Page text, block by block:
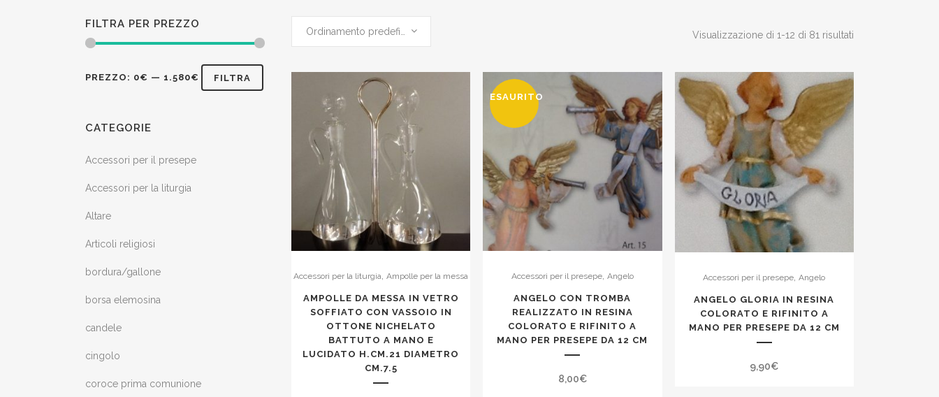
FILTRA PER PREZZO
Prezzo
Prezzo
FILTRA
PREZZO: 0€ — 1.580€
CATEGORIE
Accessori per il presepe
Accessori per la liturgia
Altare
Articoli religiosi
bordura/gallone
borsa elemosina
candele
cingolo
coroce prima comunione
Visualizzazione di 1-12 di 81 risultati
Accessori per la liturgia ,Ampolle per la messa
AMPOLLE DA MESSA IN VETRO
SOFFIATO CON VASSOIO IN
OTTONE NICHELATO
BATTUTO A MANO E
LUCIDATO H.CM.21 DIAMETRO
CM.7.5
ESAURITO
Accessori per il presepe, Angelo
ANGELO CON TROMBA
REALIZZATO IN RESINA
COLORATO E RIFINITO A
MANO PER PRESEPE DA 12 CM
8,00€
Accessori per il presepe ,Angelo
ANGELO GLORIA IN RESINA
COLORATO E RIFINITO A
MANO PER PRESEPE DA 12 CM
9,90€